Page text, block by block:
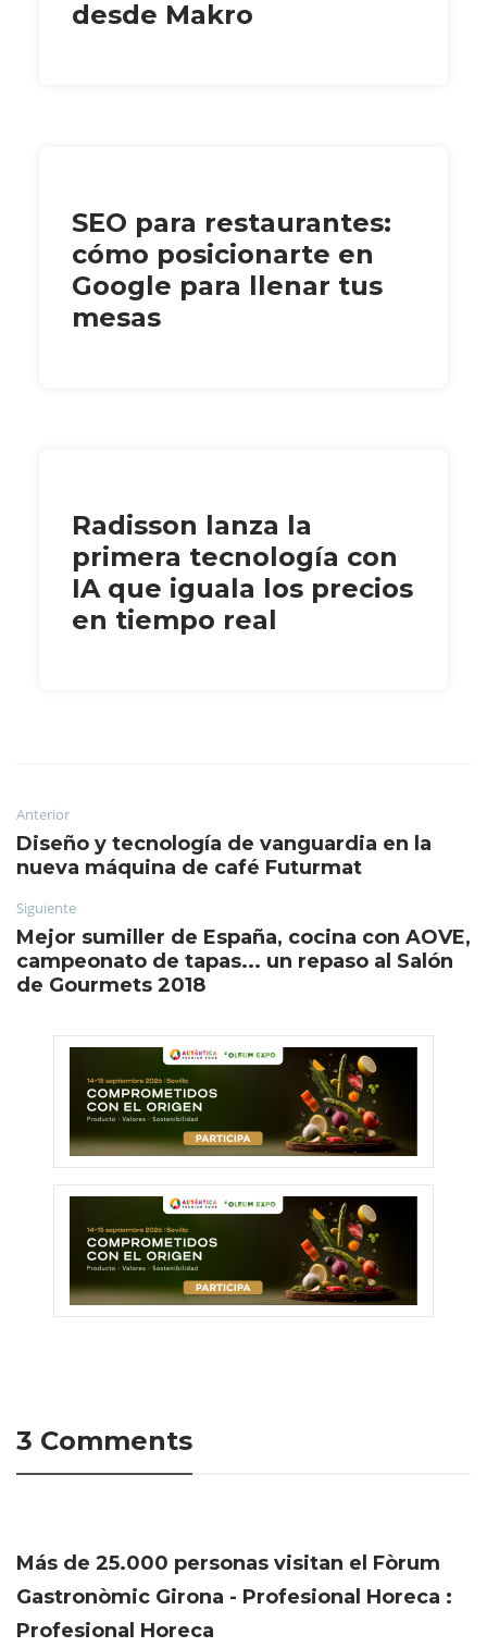
desde Makro
SEO para restaurantes:
cómo posicionarte en
Google para llenar tus
mesas
Radisson lanza la
primera tecnología con
IA que iguala los precios
en tiempo real
Anterior
Diseño y tecnología de vanguardia en la
nueva máquina de café Futurmat
Siguiente
Mejor sumiller de España, cocina con AOVE,
campeonato de tapas... un repaso al Salón
de Gourmets 2018
3 Comments
Más de 25.000 personas visitan el Fòrum
Gastronòmic Girona - Profesional Horeca :
Profesional Horeca